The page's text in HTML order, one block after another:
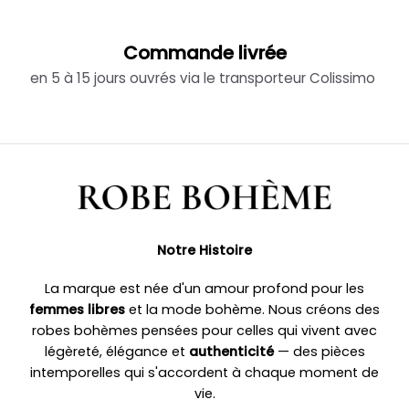
Commande livrée
en 5 à 15 jours ouvrés via le transporteur Colissimo
Notre Histoire
La marque est née d'un amour profond pour les
femmes libres et la mode bohème. Nous créons des
robes bohèmes pensées pour celles qui vivent avec
légèreté, élégance et authenticité— des pièces
intemporelles qui s'accordent à chaque moment de
vie.